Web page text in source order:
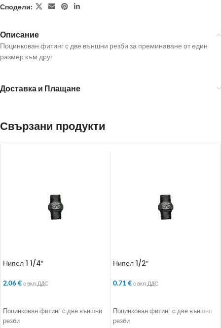
Сподели:
Описание
Поцинкован фитинг с две външни резби за преминаване от един
размер към друг
Доставка и Плащане
Свързани продукти
Нипел 1 1/4″
2.06€ с вкл. ДДС
Поцинкован фитинг с две външни
резби
Нипел 1/2″
0.71€ с вкл. ДДС
Поцинкован фитинг с две външни
резби